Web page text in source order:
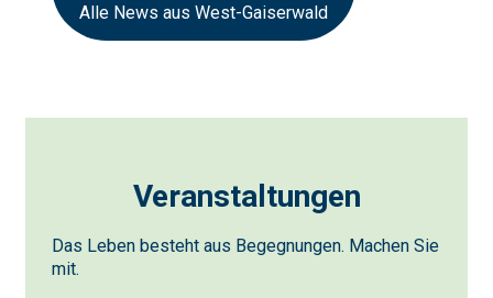
Alle News aus West-Gaiserwald
Veranstaltungen
Das Leben besteht aus Begegnungen. Machen Sie
mit.